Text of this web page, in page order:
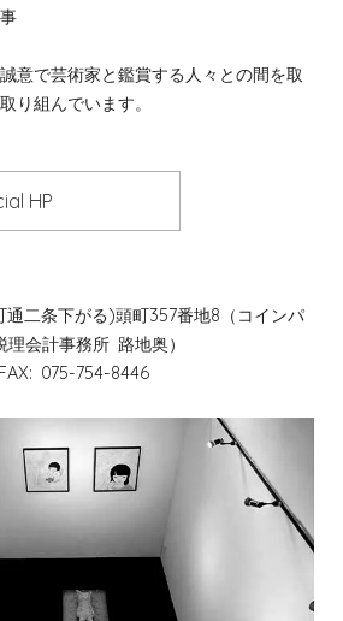
意で芸術家と鑑賞する人々との間を取
り組んでいます。
HP
二条下がる)頭町357番地8（コインパ
会計事務所 路地奥）
075-754-8446